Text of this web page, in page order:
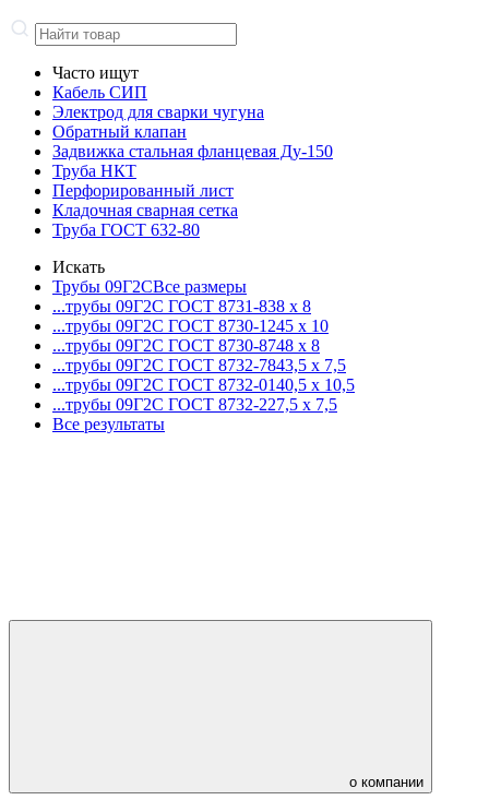
Часто ищут
Кабель СИП
Электрод для сварки чугуна
Обратный клапан
Задвижка стальная фланцевая Ду-150
Труба НКТ
Перфорированный лист
Кладочная сварная сетка
Труба ГОСТ 632-80
Искать
Трубы 09Г2СВсе размеры
...трубы 09Г2С ГОСТ 8731-838 x 8
...трубы 09Г2С ГОСТ 8730-1245 x 10
...трубы 09Г2С ГОСТ 8730-8748 x 8
...трубы 09Г2С ГОСТ 8732-7843,5 x 7,5
...трубы 09Г2С ГОСТ 8732-0140,5 x 10,5
...трубы 09Г2С ГОСТ 8732-227,5 x 7,5
Все результаты
о компании